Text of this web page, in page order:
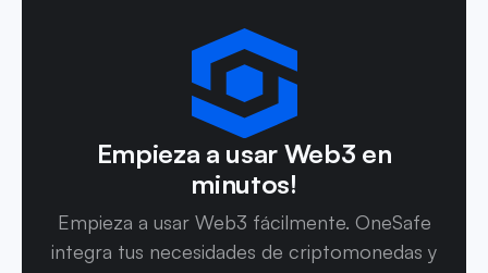
Empieza a usar Web3 en
minutos!
Empieza a usar Web3 fácilmente. OneSafe
integra tus necesidades de criptomonedas y